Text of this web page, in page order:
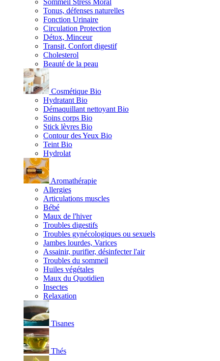
Sommeil Stress Moral
Tonus, défenses naturelles
Fonction Urinaire
Circulation Protection
Détox, Minceur
Transit, Confort digestif
Cholesterol
Beauté de la peau
Cosmétique Bio
Hydratant Bio
Démaquillant nettoyant Bio
Soins corps Bio
Stick lèvres Bio
Contour des Yeux Bio
Teint Bio
Hydrolat
Aromathérapie
Allergies
Articulations muscles
Bébé
Maux de l'hiver
Troubles digestifs
Troubles gynécologiques ou sexuels
Jambes lourdes, Varices
Assainir, purifier, désinfecter l'air
Troubles du sommeil
Huiles végétales
Maux du Quotidien
Insectes
Relaxation
Tisanes
Thés